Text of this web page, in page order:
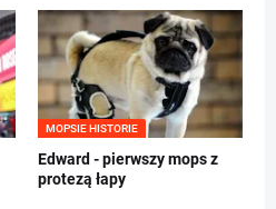
MOPSIE HISTORIE
Edward - pierwszy mops z
protezą łapy